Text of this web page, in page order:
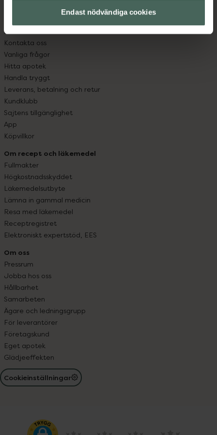
Endast nödvändiga cookies
Kundservice
Kontakta oss
Vanliga frågor
Hitta apotek
Handla tryggt
Leverans, betalning och retur
Kundklubb
Sajtens tillgänglighet
App
Köpvillkor
Om recept och läkemedel
Fullmakter
Högkostnadsskyddet
Läkemedelsutbyte
Lämna in gammal medicin
Resa med läkemedel
Receptregistret
Elektroniskt expertstöd, EES
Om oss
Pressrum
Jobba hos oss
Hållbarhet
Samarbeten
Ägare och ledningsgrupp
För leverantörer
Företagskund
Eget apotek
Glädjeeffekten
Cookieinställningar